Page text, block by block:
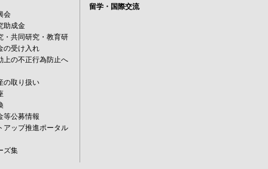
会
助成金
・共同研究・教育研
の受け入れ
上の不正行為防止へ
の取り扱い
等公募情報
アップ推進ポータル
ズ集
留学・国際交流